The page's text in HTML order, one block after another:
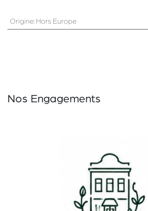
Origine: Hors Europe
Nos Engagements